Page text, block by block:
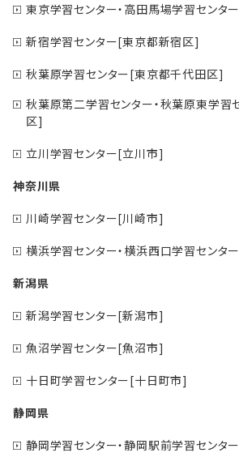
東京学習センター・高田馬場学習センタ
新宿学習センター[東京都新宿区]
秋葉原学習センター[東京都千代田区]
秋葉原第二学習センター・秋葉原東学習
区]
立川学習センター[立川市]
神奈川県
川崎学習センター[川崎市]
横浜学習センター・横浜西口学習センタ
新潟県
新潟学習センター[新潟市]
魚沼学習センター[魚沼市]
十日町学習センター[十日町市]
静岡県
静岡学習センター・静岡駅前学習センタ